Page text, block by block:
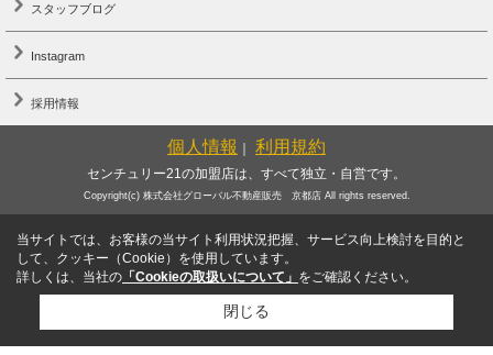
スタッフブログ
Instagram
採用情報
個人情報 利用規約
センチュリー21の加盟店は、すべて独立・自営です。
Copyright(c) 株式会社グローバル不動産販売 京都店 All rights reserved.
当サイトでは、お客様の当サイト利用状況把握、サービス向上検討を目的と
して、クッキー（Cookie）を使用しています。
詳しくは、当社の 「Cookieの取扱いについて」 をご確認ください。
閉じる